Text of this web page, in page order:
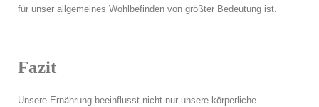
für unser allgemeines Wohlbefinden von größter Bedeutung ist.
Fazit
Unsere Ernährung beeinflusst nicht nur unsere körperliche